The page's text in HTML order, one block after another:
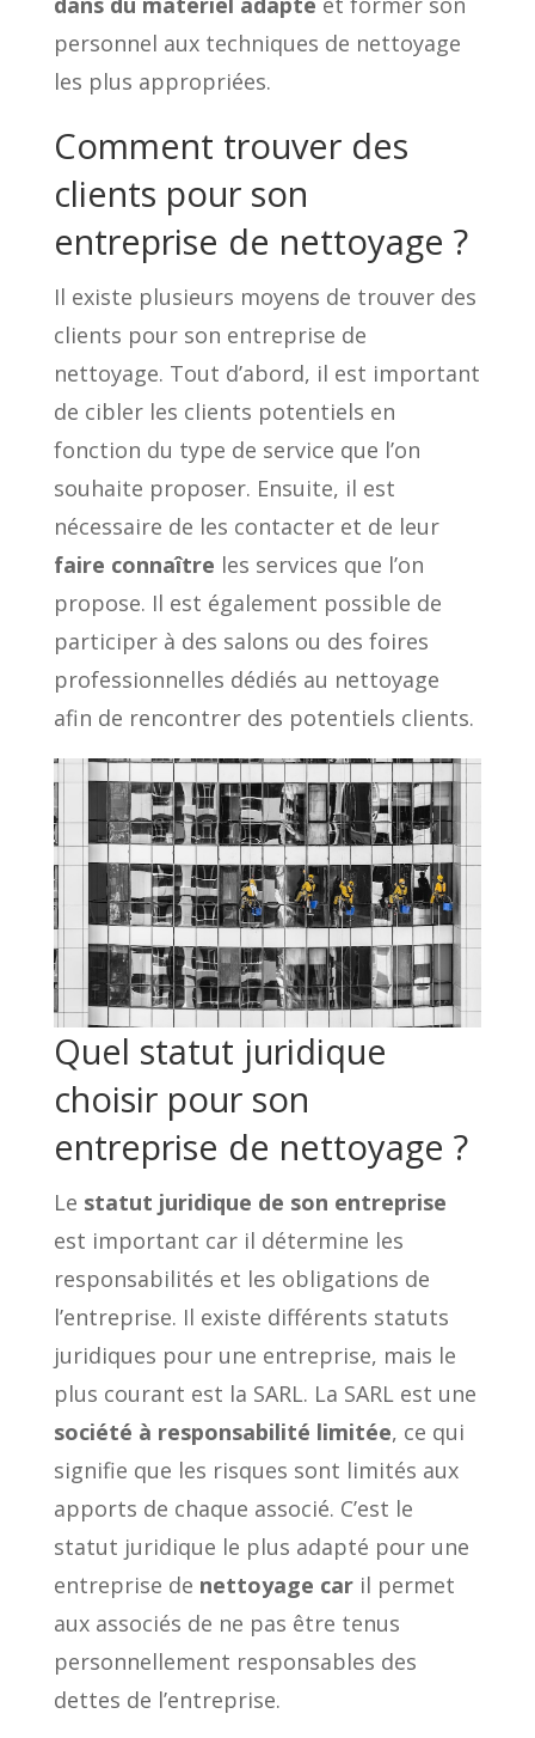
personnel aux techniques de nettoyage
les plus appropriées.
Comment trouver des
clients pour son
entreprise de nettoyage ?
Il existe plusieurs moyens de trouver des
clients pour son entreprise de
nettoyage. Tout d’abord, il est important
de cibler les clients potentiels en
fonction du type de service que l’on
souhaite proposer. Ensuite, il est
nécessaire de les contacter et de leur
faire connaître les services que l’on
propose. Il est également possible de
participer à des salons ou des foires
professionnelles dédiés au nettoyage
afin de rencontrer des potentiels clients.
Quel statut juridique
choisir pour son
entreprise de nettoyage ?
Le statut juridique de son entreprise
est important car il détermine les
responsabilités et les obligations de
l’entreprise. Il existe différents statuts
juridiques pour une entreprise, mais le
plus courant est la SARL. La SARL est une
société à responsabilité limitée, ce qui
signifie que les risques sont limités aux
apports de chaque associé. C’est le
statut juridique le plus adapté pour une
entreprise de nettoyage caril permet
aux associés de ne pas être tenus
personnellement responsables des
dettes de l’entreprise.